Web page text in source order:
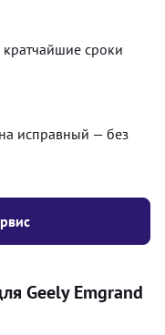
сроки
исправный — без
Geely Emgrand